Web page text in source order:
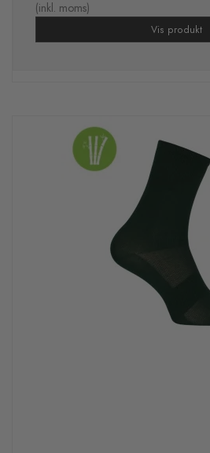
(inkl. moms)
Vis produkt